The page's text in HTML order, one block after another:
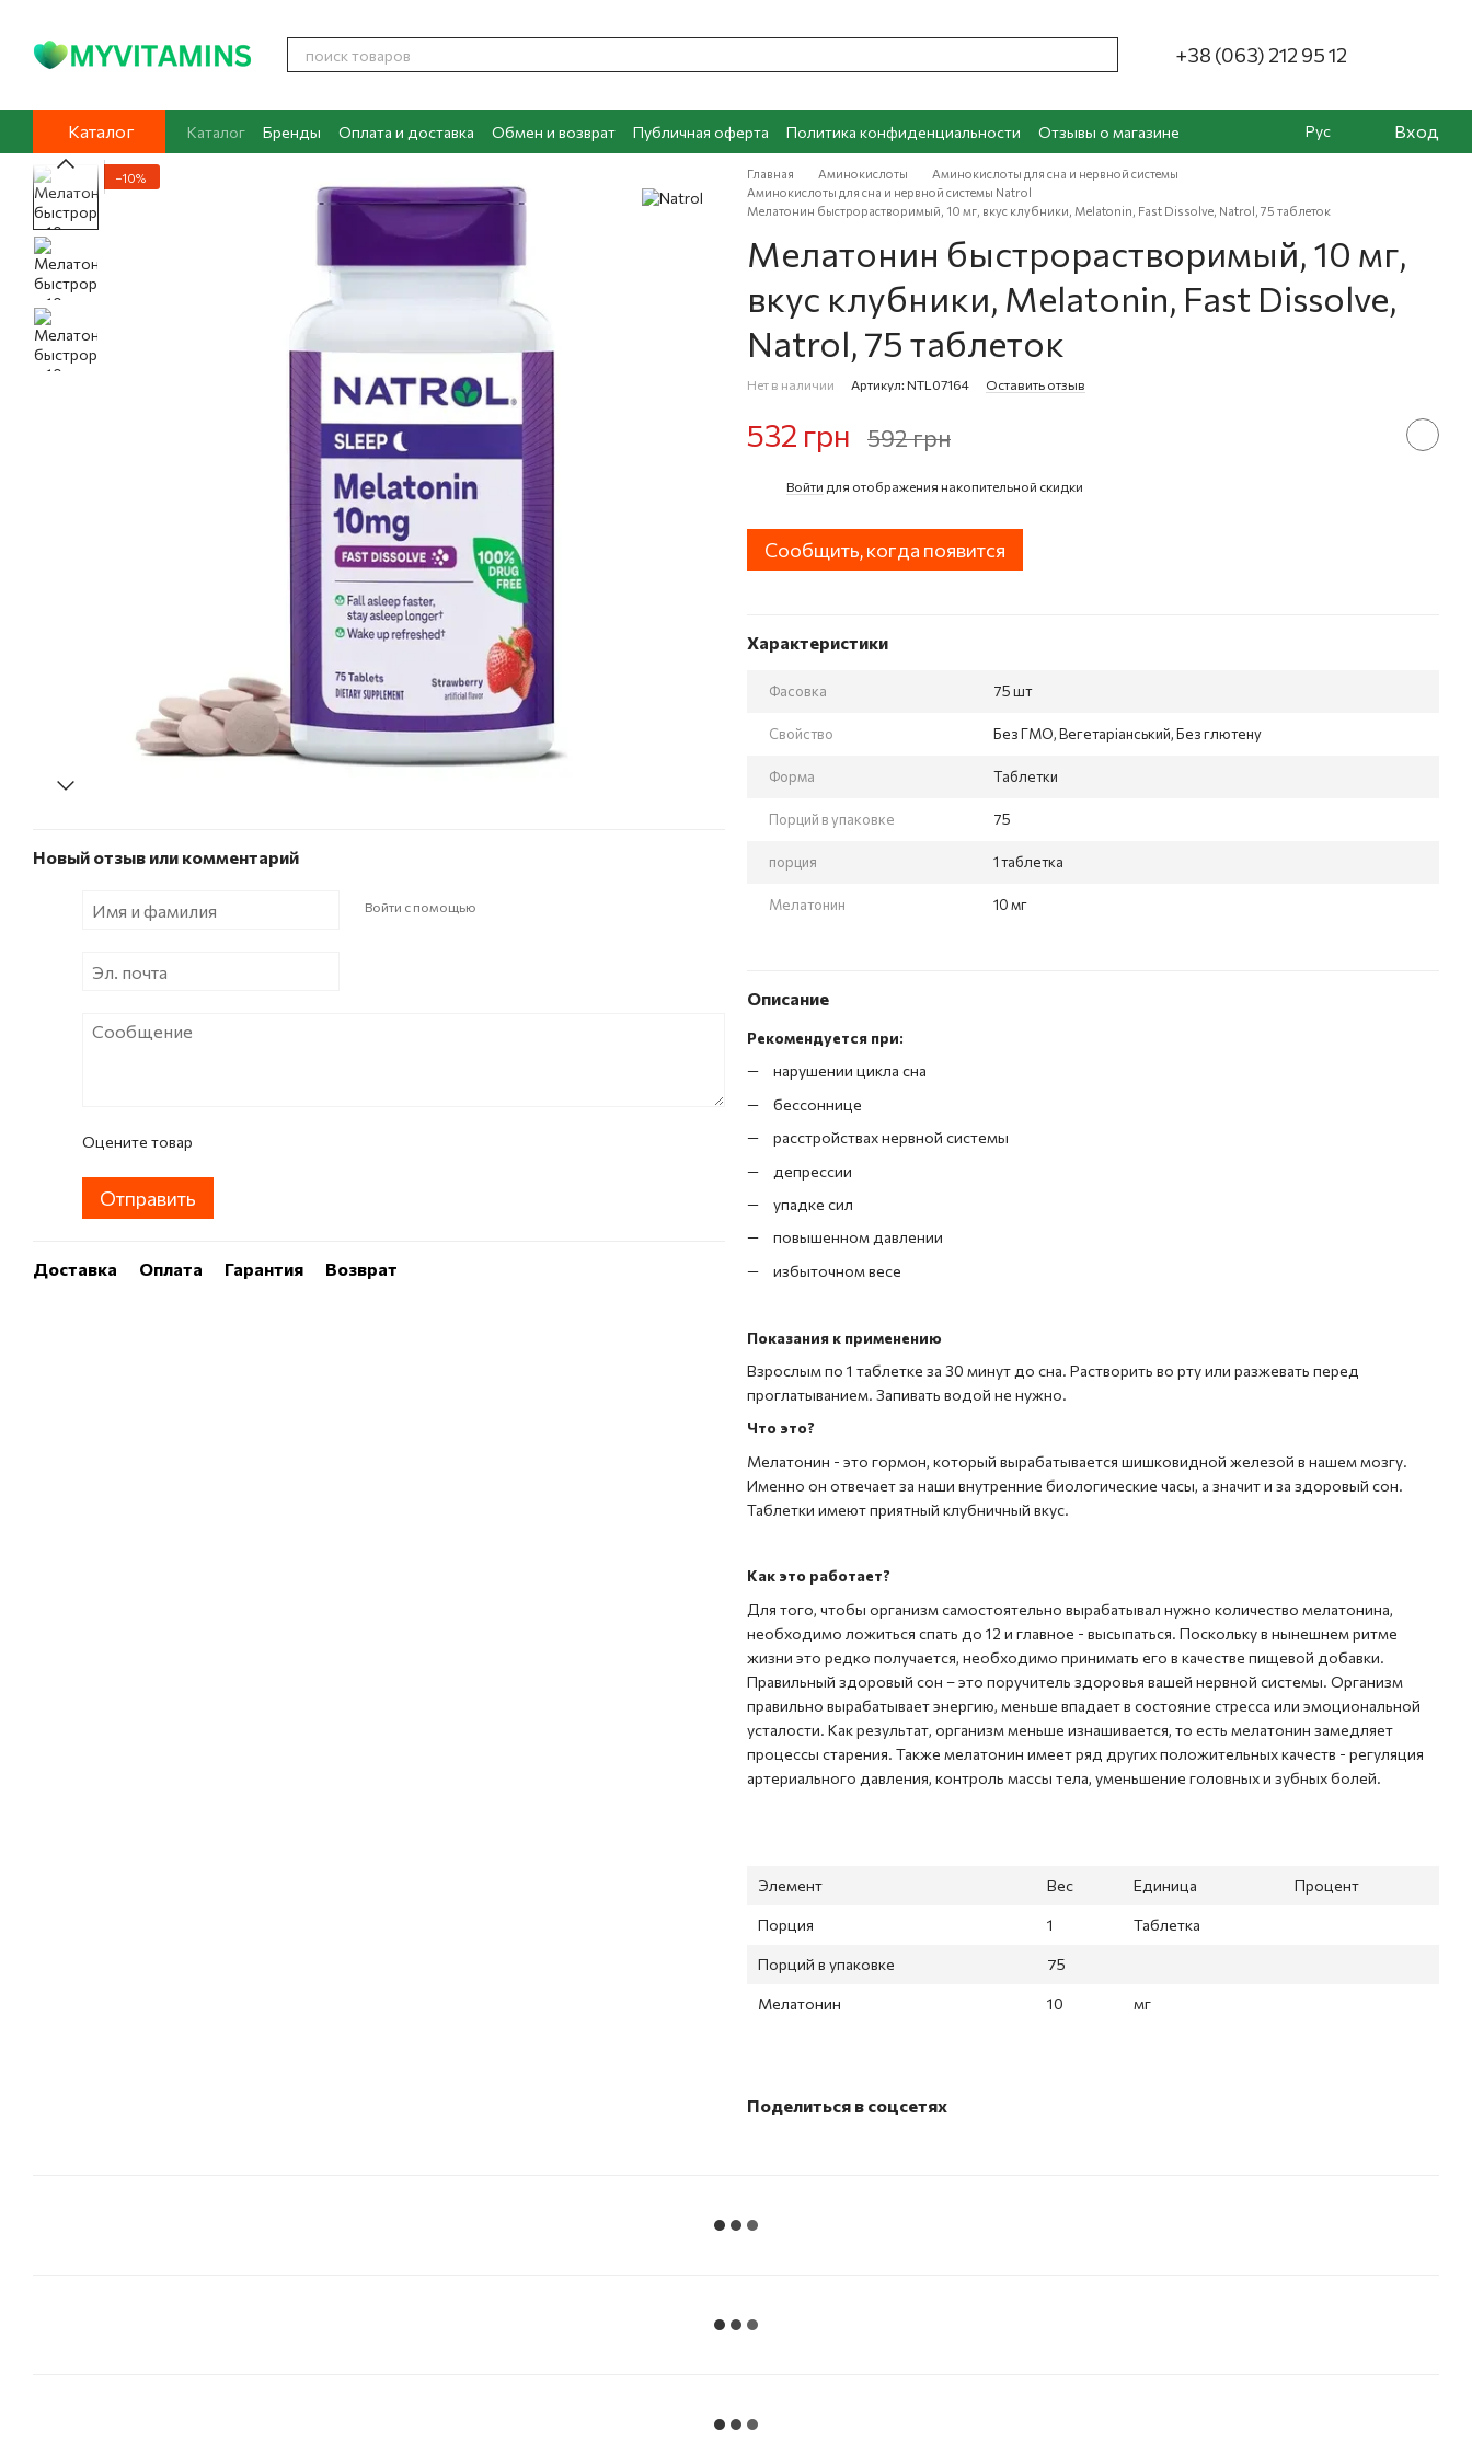
+38 (063) 212 95 12
Каталог Каталог Бренды Оплата и доставка Обмен и возврат Публичная оферта Политика конфиденциальности
Отзывы о магазине
Контакты
О нас Блог
Рус Вход
−10%
Новый отзыв или комментарий
Войти с помощью
Оцените товар
Отправить
Доставка Оплата Гарантия Возврат
Главная Аминокислоты
Аминокислоты для сна и нервной системы
Аминокислоты для сна и нервной системы Natrol
Мелатонин быстрорастворимый, 10 мг, вкус клубники, Melatonin, Fast Dissolve, Natrol, 75 таблеток
Мелатонин быстрорастворимый, 10 мг,
вкус клубники, Melatonin, Fast Dissolve,
Natrol, 75 таблеток
Нет в наличии Артикул: NTL07164 Оставить отзыв
532 грн 592 грн
Войти для отображения накопительной скидки
Сообщить, когда появится
Характеристики
Фасовка 75 шт
Свойство Без ГМО, Вегетаріанський, Без глютену
Форма Таблетки
Порций в упаковке 75
порция 1 таблетка
Мелатонин 10 мг
Описание
Рекомендуется при:
нарушении цикла сна
бессоннице
расстройствах нервной системы
депрессии
упадке сил
повышенном давлении
избыточном весе
Показания к применению
Взрослым по 1 таблетке за 30 минут до сна. Растворить во рту или разжевать перед
проглатыванием. Запивать водой не нужно.
Что это?
Мелатонин - это гормон, который вырабатывается шишковидной железой в нашем мозгу.
Именно он отвечает за наши внутренние биологические часы, а значит и за здоровый сон.
Таблетки имеют приятный клубничный вкус.
Как это работает?
Для того, чтобы организм самостоятельно вырабатывал нужно количество мелатонина,
необходимо ложиться спать до 12 и главное - высыпаться. Поскольку в нынешнем ритме
жизни это редко получается, необходимо принимать его в качестве пищевой добавки.
Правильный здоровый сон – это поручитель здоровья вашей нервной системы. Организм
правильно вырабатывает энергию, меньше впадает в состояние стресса или эмоциональной
усталости. Как результат, организм меньше изнашивается, то есть мелатонин замедляет
процессы старения. Также мелатонин имеет ряд других положительных качеств - регуляция
артериального давления, контроль массы тела, уменьшение головных и зубных болей.
Элемент Вес Единица Процент
Порция 1 Таблетка
Порций в упаковке 75
Мелатонин 10 мг
Поделиться в соцсетях